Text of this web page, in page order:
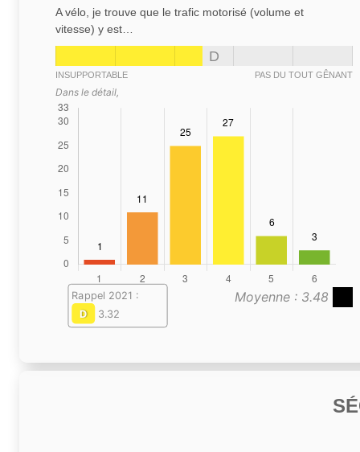
A vélo, je trouve que le trafic motorisé (volume et
vitesse) y est…
D
INSUPPORTABLE PAS DU TOUT GÊNANT
Dans le détail,
Moyenne : 3.48
Rappel 2021 :
D
3.32